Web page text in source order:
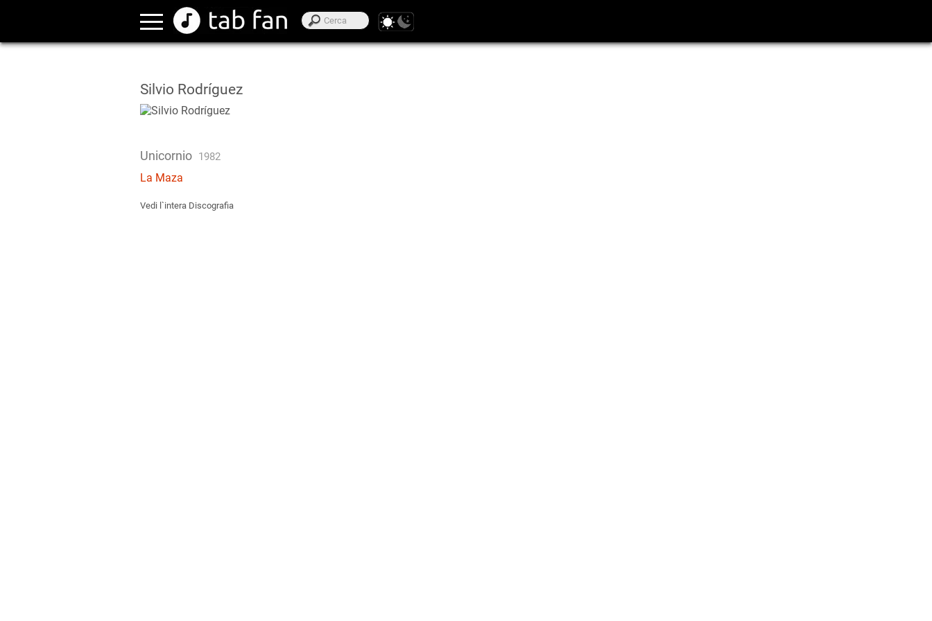
Silvio Rodríguez
Unicornio 1982
La Maza
Vedi l`intera Discografia